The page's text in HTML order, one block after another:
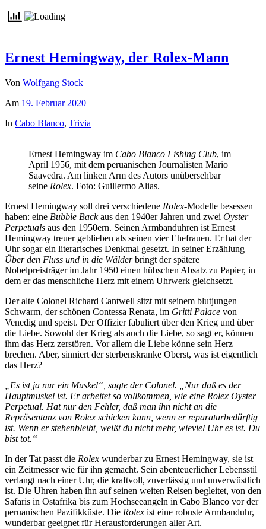
Ernest Hemingway, der Rolex-Mann
Von Wolfgang Stock
Am 19. Februar 2020
In Cabo Blanco, Trivia
Ernest Hemingway im Cabo Blanco Fishing Club, im
April 1956, mit dem peruanischen Journalisten Mario
Saavedra. Am linken Arm des Autors unübersehbar
seine Rolex. Foto: Guillermo Alias.
Ernest Hemingway soll drei verschiedene Rolex-Modelle besessen
haben: eine Bubble Backaus den 1940er Jahren und zwei Oyster
Perpetuals aus den 1950ern. Seinen Armbanduhren ist Ernest
Hemingway treuer geblieben als seinen vier Ehefrauen. Er hat der
Uhr sogar ein literarisches Denkmal gesetzt. In seiner Erzählung
Über den Fluss und in die Wälderbringt der spätere
Nobelpreisträger im Jahr 1950 einen hübschen Absatz zu Papier, in
dem er das menschliche Herz mit einem Uhrwerk gleichsetzt.
Der alte Colonel Richard Cantwell sitzt mit seinem blutjungen
Schwarm, der schönen Contessa Renata, im Gritti Palace von
Venedig und speist. Der Offizier fabuliert über den Krieg und über
die Liebe. Sowohl der Krieg als auch die Liebe, so sagt er, können
ihm das Herz zerstören. Vor allem die Liebe könne sein Herz
brechen. Aber, sinniert der sterbenskranke Oberst, was ist eigentlich
das Herz?
„Es ist ja nur ein Muskel“, sagte der Colonel. „Nur daß es der
Hauptmuskel ist. Er arbeitet so vollkommen, wie eine Rolex Oyster
Perpetual. Hat nur den Fehler, daß man ihn nicht an die
Repräsentanz von Rolex schicken kann, wenn er reparaturbedürftig
ist. Wenn er stehenbleibt, weißt du nicht mehr, wieviel Uhr es ist. Du
bist tot.“
In der Tat passt die Rolex wunderbar zu Ernest Hemingway, sie ist
ein Zeitmesser wie für ihn gemacht. Sein abenteuerlicher Lebensstil
verlangt nach einer Uhr, die kraftvoll, zuverlässig und unverwüstlich
ist. Die Uhren haben ihn auf seinen weiten Reisen begleitet, von den
Safaris in Ostafrika bis zum Hochseeangeln in Cabo Blanco vor der
peruanischen Pazifikküste. Die Rolex ist eine robuste Armbanduhr,
wunderbar geeignet für Herausforderungen aller Art.